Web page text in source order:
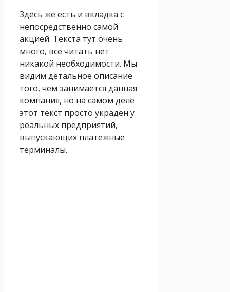
Здесь же есть и вкладка с
непосредственно самой
акцией. Текста тут очень
много, все читать нет
никакой необходимости. Мы
видим детальное описание
того, чем занимается данная
компания, но на самом деле
этот текст просто украден у
реальных предприятий,
выпускающих платежные
терминалы.